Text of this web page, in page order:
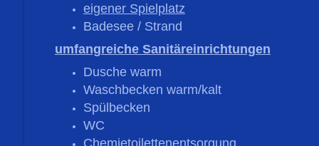
eigener Spielplatz
Badesee / Strand
umfangreiche Sanitäreinrichtungen
Dusche warm
Waschbecken warm/kalt
Spülbecken
WC
Chemietoilettenentsorgung